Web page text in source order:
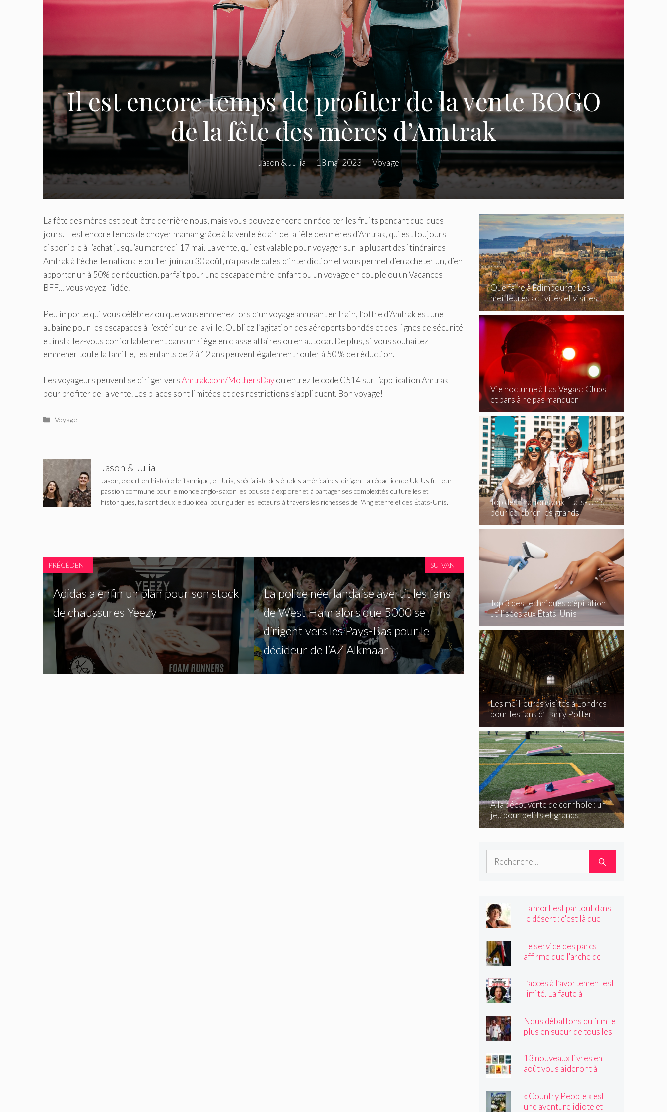
Il est encore temps de profiter de la vente BOGO
de la fête des mères d’Amtrak
Jason & Julia 18 mai 2023 Voyage
La fête des mères est peut-être derrière nous, mais vous pouvez encore en récolter les fruits pendant quelques
jours. Il est encore temps de choyer maman grâce à la vente éclair de la fête des mères d’Amtrak, qui est toujours
disponible à l’achat jusqu’au mercredi 17 mai. La vente, qui est valable pour voyager sur la plupart des itinéraires
Amtrak à l’échelle nationale du 1er juin au 30 août, n’a pas de dates d’interdiction et vous permet d’en acheter un, d’en
apporter un à 50% de réduction, parfait pour une escapade mère-enfant ou un voyage en couple ou un Vacances
BFF… vous voyez l’idée.
Peu importe qui vous célébrez ou que vous emmenez lors d’un voyage amusant en train, l’offre d’Amtrak est une
aubaine pour les escapades à l’extérieur de la ville. Oubliez l’agitation des aéroports bondés et des lignes de sécurité
et installez-vous confortablement dans un siège en classe affaires ou en autocar. De plus, si vous souhaitez
emmener toute la famille, les enfants de 2 à 12 ans peuvent également rouler à 50 % de réduction.
Les voyageurs peuvent se diriger versAmtrak.com/MothersDayou entrez le code C514 sur l’application Amtrak
pour profiter de la vente. Les places sont limitées et des restrictions s’appliquent. Bon voyage!
Catégories
Voyage
Jason & Julia
Jason, expert en histoire britannique, et Julia, spécialiste des études américaines, dirigent la rédaction de Uk-Us.fr. Leur
passion commune pour le monde anglo-saxon les pousse à explorer et à partager ses complexités culturelles et
historiques, faisant d'eux le duo idéal pour guider les lecteurs à travers les richesses de l'Angleterre et des États-Unis.
PRÉCÉDENT
Adidas a enfin un plan pour son stock
de chaussures Yeezy
SUIVANT
La police néerlandaise avertit les fans
de West Ham alors que 5000 se
dirigent vers les Pays-Bas pour le
décideur de l’AZ Alkmaar
Que faire à Édimbourg : Les
meilleures activités et visites
incontournables
Vie nocturne à Las Vegas : Clubs
et bars à ne pas manquer
Top destinations aux États-Unis
pour célébrer les grands
événements
Top 3 des techniques d’épilation
utilisées aux États-Unis
Les meilleures visites à Londres
pour les fans d’Harry Potter
À la découverte de cornhole : un
jeu pour petits et grands
Rechercher :
La mort est partout dans
le désert : c'est là que
Le service des parcs
affirme que l'arche de
Pourrait-il être déplacé ?
L’accès à l’avortement est
limité. La faute à
Nous débattons du film le
plus en sueur de tous les
13 nouveaux livres en
août vous aideront à
« Country People » est
une aventure idiote et